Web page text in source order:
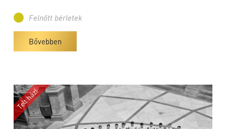
Felnőtt bérletek
Bővebben